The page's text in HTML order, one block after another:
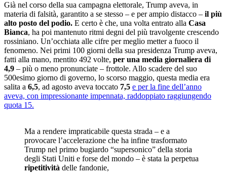
Già nel corso della sua campagna elettorale, Trump aveva, in
materia di falsità, garantito a se stesso – e per ampio distacco – il più
alto posto del podio. E certo è che, una volta entrato alla Casa
Bianca, ha poi mantenuto ritmi degni del più travolgente crescendo
rossiniano. Un’occhiata alle cifre per meglio metter a fuoco il
fenomeno. Nei primi 100 giorni della sua presidenza Trump aveva,
fatti alla mano, mentito 492 volte, per una media giornaliera di
4,9 – più o meno pronunciate – frottole. Allo scadere del suo
500esimo giorno di governo, lo scorso maggio, questa media era
salita a 6,5, ad agosto aveva toccato 7,5 e per la fine dell’anno
aveva, con impressionante impennata, raddoppiato raggiungendo
quota 15.
Ma a rendere impraticabile questa strada – e a
provocare l’accelerazione che ha infine trasformato
Trump nel primo bugiardo “supersonico” della storia
degli Stati Uniti e forse del mondo – è stata la perpetua
ripetitività delle fandonie,